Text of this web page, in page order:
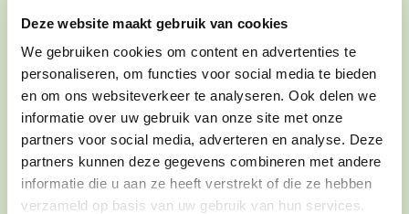
Deze website maakt gebruik van cookies
We gebruiken cookies om content en advertenties te
personaliseren, om functies voor social media te bieden
en om ons websiteverkeer te analyseren. Ook delen we
informatie over uw gebruik van onze site met onze
partners voor social media, adverteren en analyse. Deze
partners kunnen deze gegevens combineren met andere
informatie die u aan ze heeft verstrekt of die ze hebben
verzameld op basis van uw gebruik van hun services.